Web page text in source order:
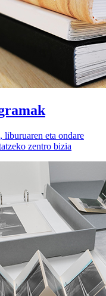
eta ondare
zentro bizia